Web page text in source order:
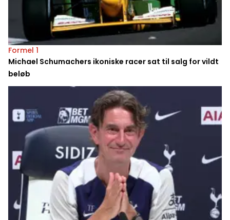
Formel 1
Michael Schumachers ikoniske racer sat til salg for vildt
beløb